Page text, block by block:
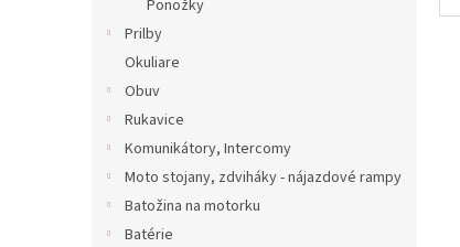
Ponožky
Prilby
Okuliare
Obuv
Rukavice
Komunikátory, Intercomy
Moto stojany, zdviháky - nájazdové rampy
Batožina na motorku
Batérie